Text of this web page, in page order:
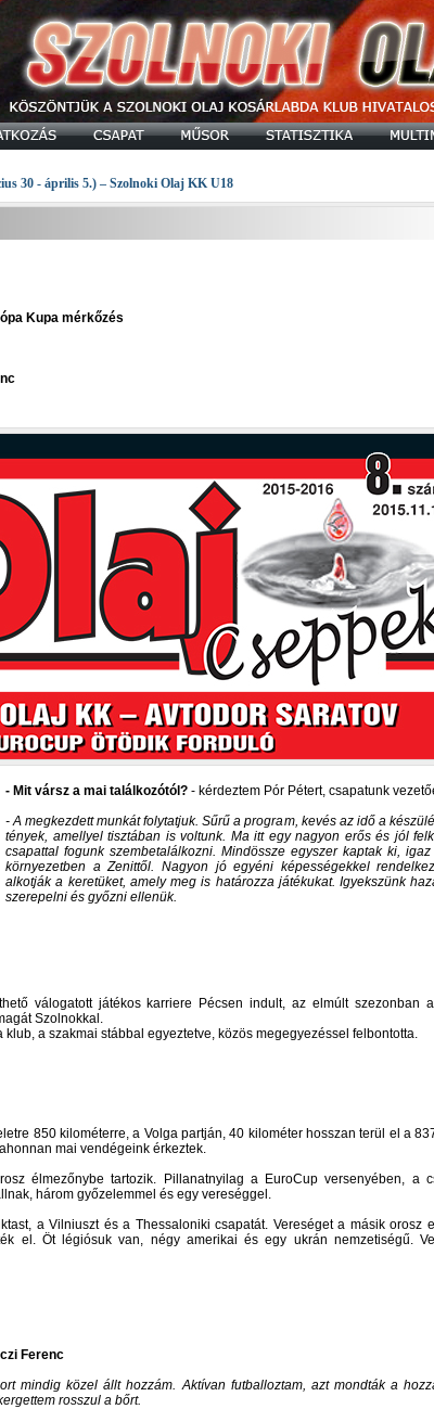
30 - április 5.) – Szolnoki Olaj KK U18
Kupa mérkőzés
- Mit vársz a mai találkozótól? - kérdeztem Pór Pétert, csapatunk
- A megkezdett munkát folytatjuk. Sűrű a program, kevés az idő a
tények, amellyel tisztában is voltunk. Ma itt egy nagyon erős és jól
csapattal fogunk szembetalálkozni. Mindössze egyszer kaptak ki,
környezetben a Zenittől. Nagyon jó egyéni képességekkel
alkotják a keretüket, amely meg is határozza játékukat. Igyekszünk
szerepelni és győzni ellenük.
válogatott játékos karriere Pécsen indult, az elmúlt szezonban
Szolnokkal.
a szakmai stábbal egyeztetve, közös megegyezéssel felbontotta.
850 kilométerre, a Volga partján, 40 kilométer hosszan terül el a
mai vendégeink érkeztek.
élmezőnybe tartozik. Pillanatnyilag a EuroCup versenyében, a
három győzelemmel és egy vereséggel.
a Vilniuszt és a Thessaloniki csapatát. Vereséget a másik orosz
el. Öt légiósuk van, négy amerikai és egy ukrán nemzetiségű.
Ferenc
mindig közel állt hozzám. Aktívan futballoztam, azt mondták a
rosszul a bőrt.